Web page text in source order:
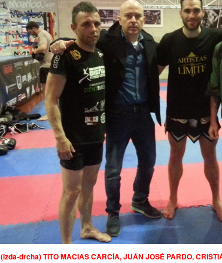
(izda-drcha) TITO MACIAS CARCÍA, JUÁN JOSÉ PARDO,